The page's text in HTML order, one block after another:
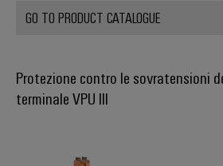
GO TO PRODUCT CATALOGUE
Protezione contro le sovratensioni
terminale VPU III